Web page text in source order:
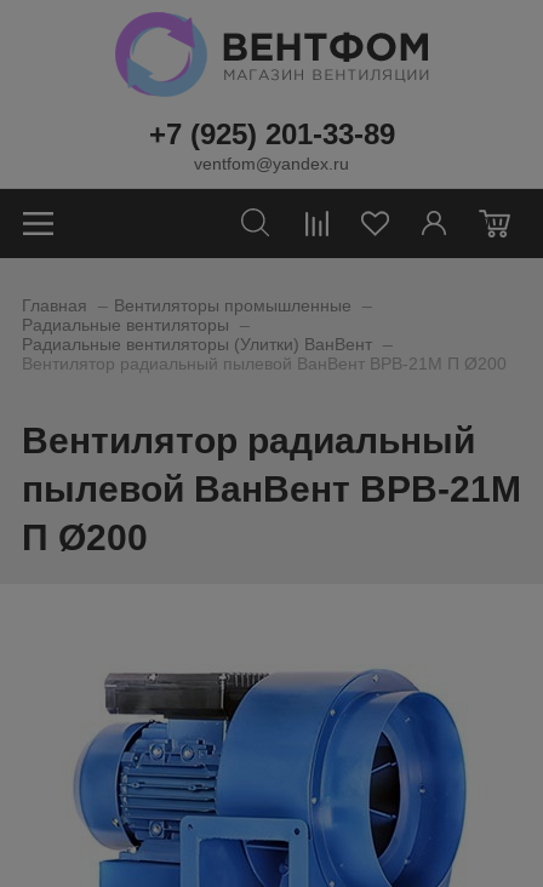
+7 (925) 201-33-89
ventfom@yandex.ru
0
Главная Вентиляторы промышленные
Радиальные вентиляторы _
Радиальные вентиляторы (Улитки) ВанВент
Вентилятор радиальный пылевой ВанВент ВРВ-21М П Ø200
Вентилятор радиальный
пылевой ВанВент ВРВ-21М
П Ø200